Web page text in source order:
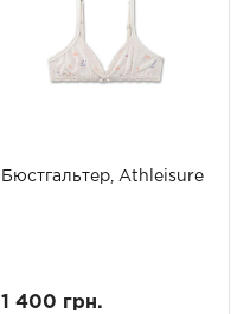
Бюстгальтер, Athleisure
1 400 грн.